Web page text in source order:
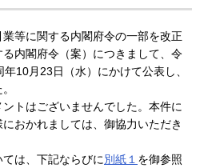
等に関する内閣府令の一部を改正
内閣府令（案） につきまして、令
10月23日（水）にかけて公表し、
トはございませんでした。本件に
おかれましては、御協力いただき
は、下記ならびに別紙１ を御参照